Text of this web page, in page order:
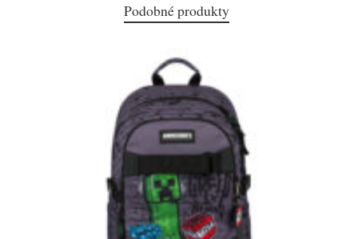
Podobné produkty